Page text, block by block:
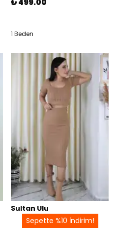
₺ 499.00
1 Beden
Sultan Ulu
Sepette %10 İndirim!